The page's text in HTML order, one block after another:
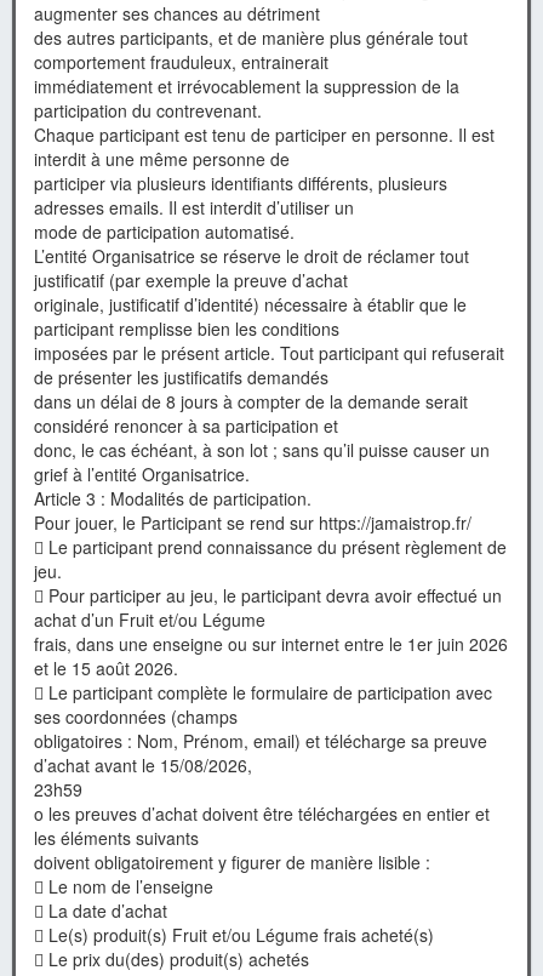
augmenter ses chances au détriment
des autres participants, et de manière plus générale tout
comportement frauduleux, entrainerait
immédiatement et irrévocablement la suppression de la
participation du contrevenant.
Chaque participant est tenu de participer en personne. Il est
interdit à une même personne de
participer via plusieurs identifiants différents, plusieurs
adresses emails. Il est interdit d’utiliser un
mode de participation automatisé.
L’entité Organisatrice se réserve le droit de réclamer tout
justificatif (par exemple la preuve d’achat
originale, justificatif d’identité) nécessaire à établir que le
participant remplisse bien les conditions
imposées par le présent article. Tout participant qui refuserait
de présenter les justificatifs demandés
dans un délai de 8 jours à compter de la demande serait
considéré renoncer à sa participation et
donc, le cas échéant, à son lot ; sans qu’il puisse causer un
grief à l’entité Organisatrice.
Article 3 : Modalités de participation.
Pour jouer, le Participant se rend sur https://jamaistrop.fr/
 Le participant prend connaissance du présent règlement de
jeu.
 Pour participer au jeu, le participant devra avoir effectué un
achat d’un Fruit et/ou Légume
frais, dans une enseigne ou sur internet entre le 1er juin 2026
et le 15 août 2026.
 Le participant complète le formulaire de participation avec
ses coordonnées (champs
obligatoires : Nom, Prénom, email) et télécharge sa preuve
d’achat avant le 15/08/2026,
23h59
o les preuves d’achat doivent être téléchargées en entier et
les éléments suivants
doivent obligatoirement y figurer de manière lisible :
 Le nom de l’enseigne
 La date d’achat
 Le(s) produit(s) Fruit et/ou Légume frais acheté(s)
 Le prix du(des) produit(s) achetés